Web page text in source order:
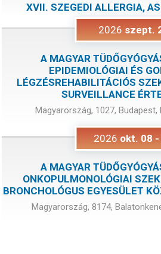
XVII. SZEGEDI ALLERGIA,
2026 szept.
A MAGYAR
EPIDEMIOLÓGIAI ÉS
LÉGZÉSREHABILITÁCIÓS
SURVEILLANCE
Magyarország, 1027,
2026 okt. 08 -
A MAGYAR
ONKOPULMONOLÓGIAI
BRONCHOLÓGUS EGYESÜLET
Magyarország, 8174,